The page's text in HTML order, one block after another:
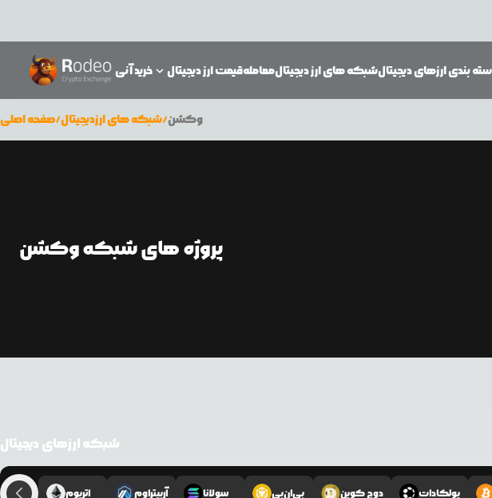
خرید آنی قیمت ارز دیجیتالمعاملهشبکه‌ های ارز دیجیتالبندی ارزهای دیجیتال
صفحه اصلی/شبکه های ارزدیجیتال/وکشن
پروژه های شبکه وکشن
شبکه ارزهای دیجیتال
اتریوم آربیتراوم سولانا بی‌ان‌بی دوج کوین پولکادات